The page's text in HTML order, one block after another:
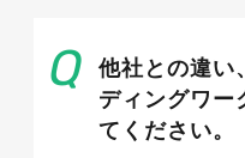
口コミを増やし
他社との違い
ディングワー
てください。